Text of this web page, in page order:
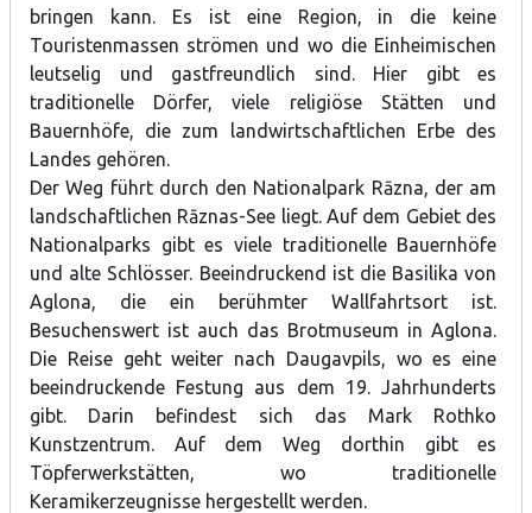
bringen kann. Es ist eine Region, in die keine
Touristenmassen strömen und wo die Einheimischen
leutselig und gastfreundlich sind. Hier gibt es
traditionelle Dörfer, viele religiöse Stätten und
Bauernhöfe, die zum landwirtschaftlichen Erbe des
Landes gehören.
Der Weg führt durch den Nationalpark Rāzna, der am
landschaftlichen Rāznas-See liegt. Auf dem Gebiet des
Nationalparks gibt es viele traditionelle Bauernhöfe
und alte Schlösser. Beeindruckend ist die Basilika von
Aglona, die ein berühmter Wallfahrtsort ist.
Besuchenswert ist auch das Brotmuseum in Aglona.
Die Reise geht weiter nach Daugavpils, wo es eine
beeindruckende Festung aus dem 19. Jahrhunderts
gibt. Darin befindest sich das Mark Rothko
Kunstzentrum. Auf dem Weg dorthin gibt es
Töpferwerkstätten, wo traditionelle
Keramikerzeugnisse hergestellt werden.